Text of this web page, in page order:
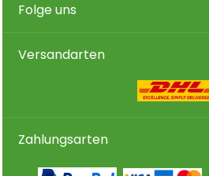
Folge uns
Versandarten
Zahlungsarten